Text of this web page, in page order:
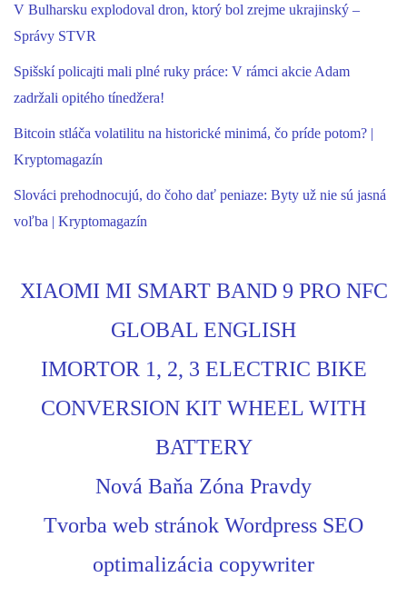
V Bulharsku explodoval dron, ktorý bol zrejme ukrajinský –
Správy STVR
Spišskí policajti mali plné ruky práce: V rámci akcie Adam
zadržali opitého tínedžera!
Bitcoin stláča volatilitu na historické minimá, čo príde potom? |
Kryptomagazín
Slováci prehodnocujú, do čoho dať peniaze: Byty už nie sú jasná
voľba | Kryptomagazín
XIAOMI MI SMART BAND 9 PRO NFC
GLOBAL ENGLISH
IMORTOR 1, 2, 3 ELECTRIC BIKE
CONVERSION KIT WHEEL WITH
BATTERY
Nová Baňa Zóna Pravdy
Tvorba web stránok Wordpress SEO
optimalizácia copywriter